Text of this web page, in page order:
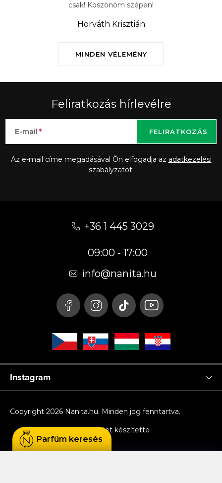
MINDEN VÉLEMÉNY
csak! Köszönöm szépen!
Horváth Krisztián
Feliratkozás hírlevélre
E-mail
Az e-mail címe megadásával Ön elfogadja az adatkezelési
szabályzatot.
FELIRATKOZÁS
+36 1 445 3029
09:00 - 17:00
info@nanita.hu
Instagram
Shoptet készítette
Copyright 2026 Nanita.hu. Minden jog fenntartva.
Parfüm keresés